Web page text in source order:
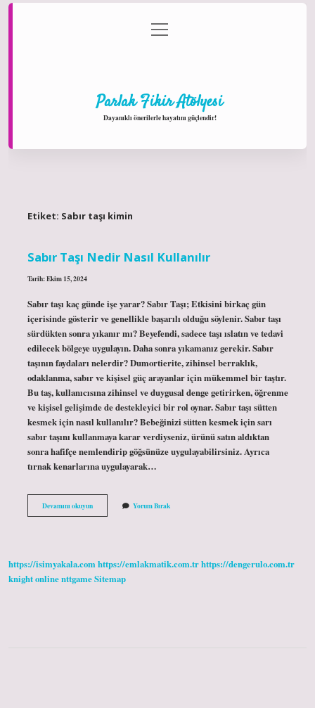
Gizlilik Politikası
menüyü
aç
Parlak Fikir Atölyesi
Dayanıklı önerilerle hayatını güçlendir!
Etiket: Sabır taşı kimin
Sabır Taşı Nedir Nasıl Kullanılır
Tarih: Ekim 15, 2024
Sabır taşı kaç günde işe yarar? Sabır Taşı; Etkisini birkaç gün
içerisinde gösterir ve genellikle başarılı olduğu söylenir. Sabır taşı
sürdükten sonra yıkanır mı? Beyefendi, sadece taşı ıslatın ve tedavi
edilecek bölgeye uygulayın. Daha sonra yıkamanız gerekir. Sabır
taşının faydaları nelerdir? Dumortierite, zihinsel berraklık,
odaklanma, sabır ve kişisel güç arayanlar için mükemmel bir taştır.
Bu taş, kullanıcısına zihinsel ve duygusal denge getirirken, öğrenme
ve kişisel gelişimde de destekleyici bir rol oynar. Sabır taşı sütten
kesmek için nasıl kullanılır? Bebeğinizi sütten kesmek için sarı
sabır taşını kullanmaya karar verdiyseniz, ürünü satın aldıktan
sonra hafifçe nemlendirip göğsünüze uygulayabilirsiniz. Ayrıca
tırnak kenarlarına uygulayarak…
Devamını okuyunSabır
Taşı
Yorum Bırak
https://isimyakala.comhttps://emlakmatik.com.trhttps://dengerulo.com.tr
knight onlinenttgameSitemap